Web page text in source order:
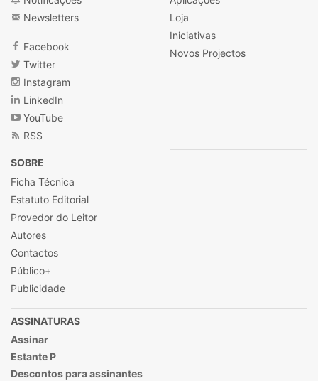
Newsletters
Facebook
Twitter
Instagram
LinkedIn
YouTube
RSS
Loja
Iniciativas
Novos Projectos
SOBRE
Ficha Técnica
Estatuto Editorial
Provedor do Leitor
Autores
Contactos
Público+
Publicidade
ASSINATURAS
Assinar
Estante P
Descontos para assinantes